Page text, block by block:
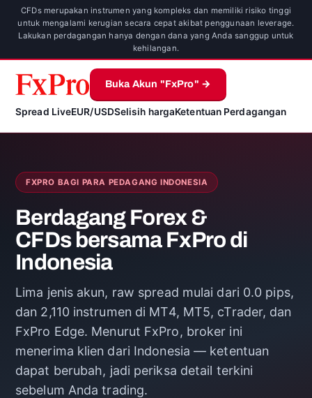
CFDs merupakan instrumen yang kompleks dan memiliki risiko tinggi
untuk mengalami kerugian secara cepat akibat penggunaan leverage.
Lakukan perdagangan hanya dengan dana yang Anda sanggup untuk
kehilangan.
Spread LiveEUR/USDSelisih hargaKetentuan Perdagangan
Buka Akun "FxPro" →
FXPRO BAGI PARA PEDAGANG INDONESIA
Berdagang Forex &
CFDs bersama FxPro di
Indonesia
Lima jenis akun, raw spread mulai dari 0.0 pips,
dan 2,110 instrumen di MT4, MT5, cTrader, dan
FxPro Edge. Menurut FxPro, broker ini
menerima klien dari Indonesia — ketentuan
dapat berubah, jadi periksa detail terkini
sebelum Anda trading.